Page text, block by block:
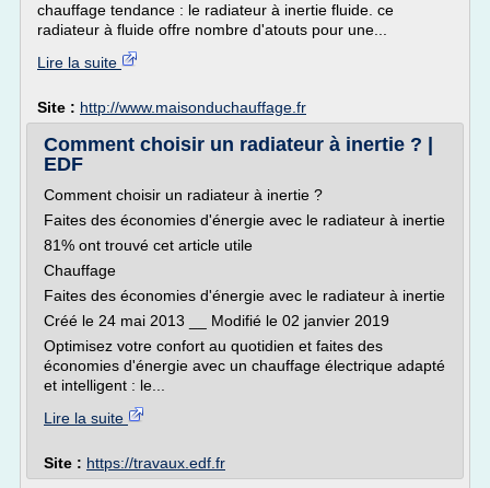
chauffage tendance : le radiateur à inertie fluide. ce
radiateur à fluide offre nombre d'atouts pour une...
Lire la suite
Site : http://www.maisonduchauffage.fr
Comment choisir un radiateur à inertie ? |
EDF
Comment choisir un radiateur à inertie ?
Faites des économies d'énergie avec le radiateur à inertie
81% ont trouvé cet article utile
Chauffage
Faites des économies d'énergie avec le radiateur à inertie
Créé le 24 mai 2013 __ Modifié le 02 janvier 2019
Optimisez votre confort au quotidien et faites des
économies d'énergie avec un chauffage électrique adapté
et intelligent : le...
Lire la suite
Site : https://travaux.edf.fr